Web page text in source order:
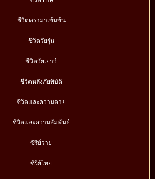
ชีวิตดราม่าเข้มข้น
ชีวิตวัยรุ่น
ชีวิตวัยเยาว์
ชีวิตหลังภัยพิบัติ
ชีวิตและความตาย
ชีวิตและความสัมพันธ์
ซีรี่ย์วาย
ซีรีย์ไทย